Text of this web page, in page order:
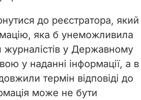
до реєстратора, який
яка б унеможливила
журналістів у Державному
у наданні інформації, а в
термін відповіді до
може не бути